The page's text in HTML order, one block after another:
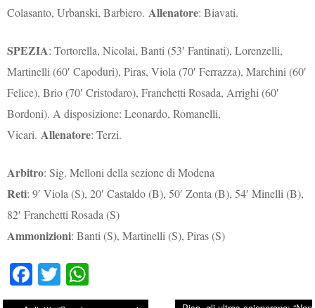
Colasanto, Urbanski, Barbiero. Allenatore: Biavati.
SPEZIA: Tortorella, Nicolai, Banti (53′ Fantinati), Lorenzelli,
Martinelli (60′ Capoduri), Piras, Viola (70′ Ferrazza), Marchini (60′
Felice), Brio (70′ Cristodaro), Franchetti Rosada, Arrighi (60′
Bordoni). A disposizione: Leonardo, Romanelli,
Vicari. Allenatore: Terzi.
Arbitro: Sig. Melloni della sezione di Modena
Reti: 9′ Viola (S), 20′ Castaldo (B), 50′ Zonta (B), 54′ Minelli (B),
82′ Franchetti Rosada (S)
Ammonizioni: Banti (S), Martinelli (S), Piras (S)
Fa
ce
T
wiha